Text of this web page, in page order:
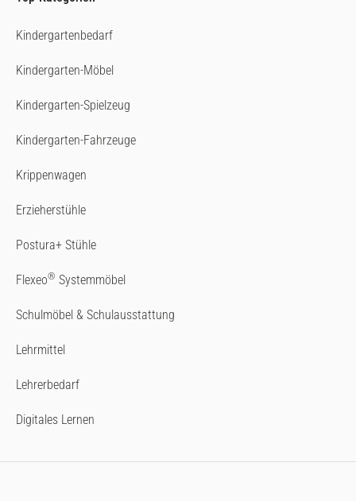
Kindergartenbedarf
Kindergarten-Möbel
Kindergarten-Spielzeug
Kindergarten-Fahrzeuge
Krippenwagen
Erzieherstühle
Postura+ Stühle
Flexeo® Systemmöbel
Schulmöbel & Schulausstattung
Lehrmittel
Lehrerbedarf
Digitales Lernen